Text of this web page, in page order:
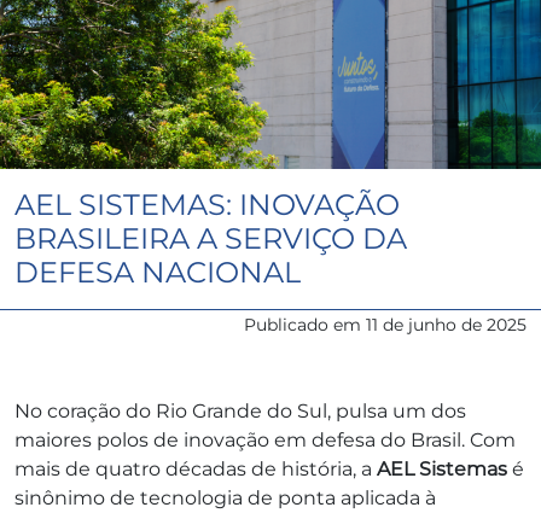
AEL SISTEMAS: INOVAÇÃO
BRASILEIRA A SERVIÇO DA
DEFESA NACIONAL
Publicado em 11 de junho de 2025
No coração do Rio Grande do Sul, pulsa um dos
maiores polos de inovação em defesa do Brasil. Com
mais de quatro décadas de história, a AEL Sistemas é
sinônimo de tecnologia de ponta aplicada à